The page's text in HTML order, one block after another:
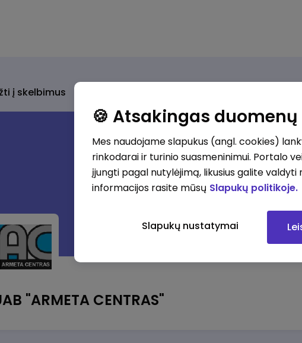
į skelbimus
"ARMETA CENTRAS"
🍪 Atsakingas
Mes naudojame slapukus (angl. cookies)
rinkodarai ir turinio suasmeninimui. Portalo
įjungti pagal nutylėjimą, likusius galite valdyti
informacijos rasite mūsų Slapukų politikoje.
Slapukų nustatymai